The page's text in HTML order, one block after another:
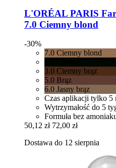
L'ORÉAL PARIS
7.0 Ciemny blond
-30%
7.0 Ciemny blond
3.0 Ciemny brąz
5.0 Brąz
6.0 Jasny brąz
Czas aplikacji tylko 5
Wytrzymałość do 5
Formuła bez
50,12 zł 72,00 zł
Dostawa do 12 sierpnia